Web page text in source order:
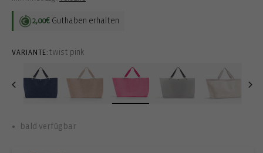
2,00€ Guthaben erhalten
VARIANTE: twist pink
bald verfügbar